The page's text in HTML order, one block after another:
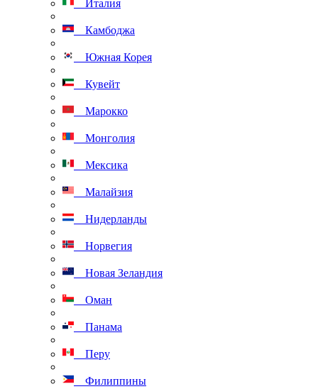
Италия
Камбоджа
Южная Корея
Кувейт
Марокко
Монголия
Мексика
Малайзия
Нидерланды
Норвегия
Новая Зеландия
Оман
Панама
Перу
Филиппины